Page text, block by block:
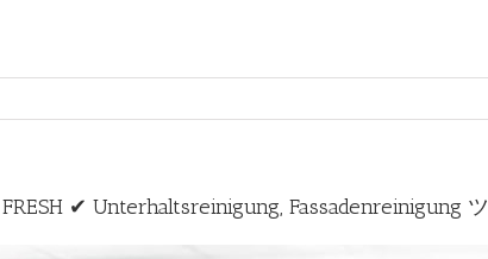
✔ Unterhaltsreinigung, Fassadenreinigung ツ